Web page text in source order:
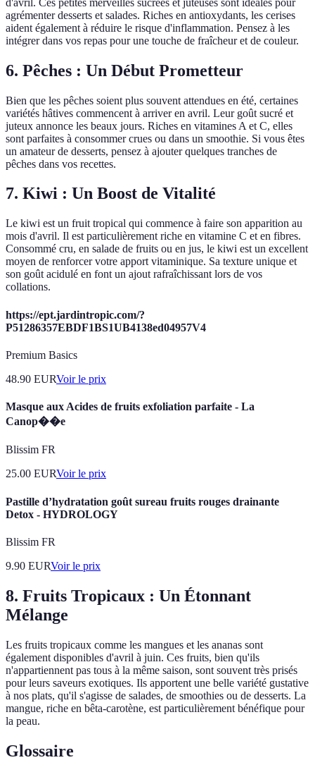
agrémenter desserts et salades. Riches en antioxydants, les cerises
aident également à réduire le risque d'inflammation. Pensez à les
intégrer dans vos repas pour une touche de fraîcheur et de couleur.
6. Pêches : Un Début Prometteur
Bien que les pêches soient plus souvent attendues en été, certaines
variétés hâtives commencent à arriver en avril. Leur goût sucré et
juteux annonce les beaux jours. Riches en vitamines A et C, elles
sont parfaites à consommer crues ou dans un smoothie. Si vous êtes
un amateur de desserts, pensez à ajouter quelques tranches de
pêches dans vos recettes.
7. Kiwi : Un Boost de Vitalité
Le kiwi est un fruit tropical qui commence à faire son apparition au
mois d'avril. Il est particulièrement riche en vitamine C et en fibres.
Consommé cru, en salade de fruits ou en jus, le kiwi est un excellent
moyen de renforcer votre apport vitaminique. Sa texture unique et
son goût acidulé en font un ajout rafraîchissant lors de vos
collations.
https://ept.jardintropic.com/?
P51286357EBDF1BS1UB4138ed04957V4
Premium Basics
48.90 EURVoir le prix
Masque aux Acides de fruits exfoliation parfaite - La
Canop��e
Blissim FR
25.00 EURVoir le prix
Pastille d’hydratation goût sureau fruits rouges drainante
Detox - HYDROLOGY
Blissim FR
9.90 EURVoir le prix
8. Fruits Tropicaux : Un Étonnant
Mélange
Les fruits tropicaux comme les mangues et les ananas sont
également disponibles d'avril à juin. Ces fruits, bien qu'ils
n'appartiennent pas tous à la même saison, sont souvent très prisés
pour leurs saveurs exotiques. Ils apportent une belle variété gustative
à nos plats, qu'il s'agisse de salades, de smoothies ou de desserts. La
mangue, riche en bêta-carotène, est particulièrement bénéfique pour
la peau.
Glossaire